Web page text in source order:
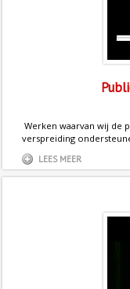
Werken waarvan wij de
verspreiding
LEES MEER